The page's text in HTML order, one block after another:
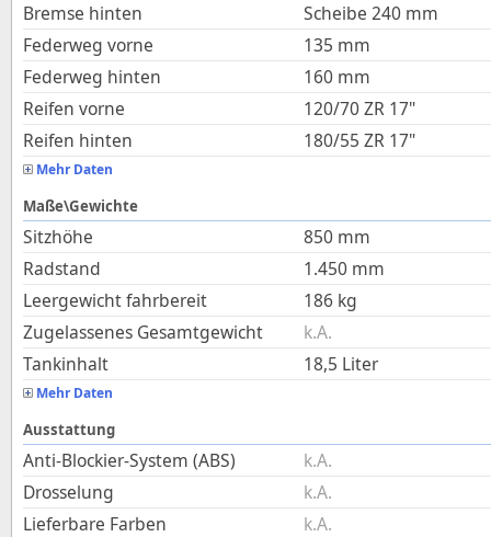
Bremse hinten
Scheibe 240 mm
Federweg vorne
135 mm
Federweg hinten
160 mm
Reifen vorne
120/70 ZR 17"
Reifen hinten
180/55 ZR 17"
Mehr Daten
Maße\Gewichte
Sitzhöhe 850 mm
Radstand
1.450 mm
Leergewicht fahrbereit
186 kg
Zugelassenes Gesamtgewicht
k.A.
Tankinhalt
18,5 Liter
Mehr Daten
Ausstattung
Anti-Blockier-System (ABS)
k.A.
Drosselung
k.A.
Lieferbare Farben
k.A.